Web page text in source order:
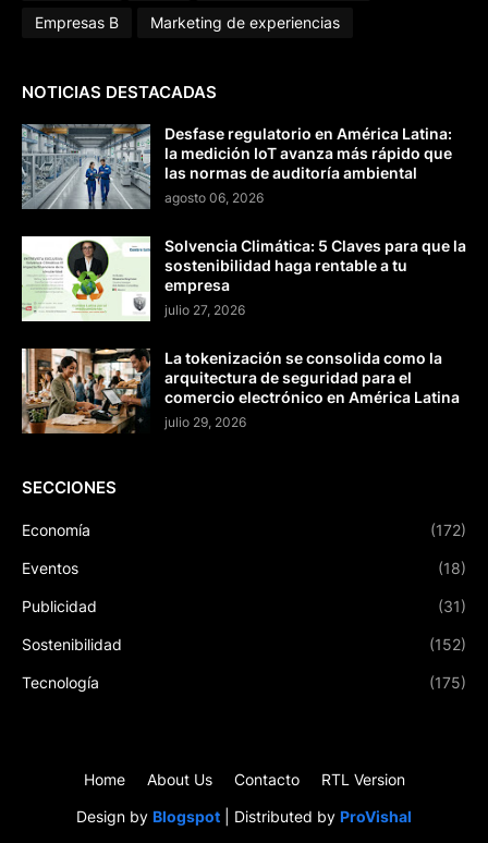
Empresas B
Marketing de experiencias
NOTICIAS DESTACADAS
Desfase regulatorio en América Latina:
la medición IoT avanza más rápido que
las normas de auditoría ambiental
agosto 06, 2026
Solvencia Climática: 5 Claves para que la
sostenibilidad haga rentable a tu
empresa
julio 27, 2026
La tokenización se consolida como la
arquitectura de seguridad para el
comercio electrónico en América Latina
julio 29, 2026
SECCIONES
Economía (172)
Eventos (18)
Publicidad (31)
Sostenibilidad (152)
Tecnología (175)
Design by Blogspot | Distributed by ProVishal
Home About Us Contacto RTL Version